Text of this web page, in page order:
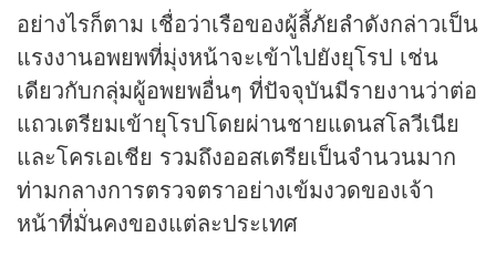
อย่างไรก็ตาม เชื่อว่าเรือของผู้ลี้ภัยลำดังกล่าวเป็น
แรงงานอพยพที่มุ่งหน้าจะเข้าไปยังยุโรป เช่น
เดียวกับกลุ่มผู้อพยพอื่นๆ ที่ปัจจุบันมีรายงานว่าต่อ
แถวเตรียมเข้ายุโรปโดยผ่านชายแดนสโลวีเนีย
และโครเอเชีย รวมถึงออสเตรียเป็นจำนวนมาก
ท่ามกลางการตรวจตราอย่างเข้มงวดของเจ้า
หน้าที่มั่นคงของแต่ละประเทศ